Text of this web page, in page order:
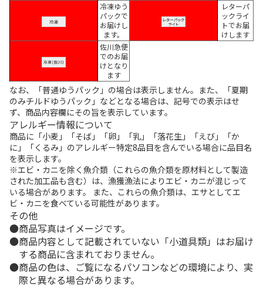
冷凍ゆう
パックで
お届けし
ます。
レターパ
ックライ
トでお届
けします
佐川急便
でのお届
けとなり
ます
なお、「普通ゆうパック」の場合は表示しません。また、「夏期
のみチルドゆうパック」などとなる場合は、記号での表示はせ
ず、商品内容欄にその旨を表示しています。
アレルギー情報について
商品に「小麦」「そば」「卵」「乳」「落花生」「えび」「か
に」「くるみ」のアレルギー特定8品目を含んでいる場合に品目名
を表示します。
※エビ・カニを除く魚介類（これらの魚介類を原材料として製造
された加工品も含む）は、漁獲漁法によりエビ・カニが混じって
いる場合があります。 また、これらの魚介類は、エサとしてエ
ビ・カニを食べている可能性があります。
その他
商品写真はイメージです。
商品内容として記載されていない「小道具類」はお届け
する商品に含まれておりません。
商品の色は、ご覧になるパソコンなどの環境により、実
際と異なる場合があります。